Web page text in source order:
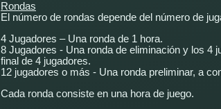
Rondas
El número de rondas depende del número de
4 Jugadores – Una ronda de 1 hora.
8 Jugadores - Una ronda de eliminación y los 4
final de 4 jugadores.
12 jugadores o más - Una ronda preliminar, a
Cada ronda consiste en una hora de juego.